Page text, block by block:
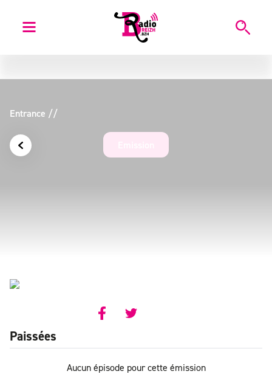
Entrance //
Paissées
Aucun épisode pour cette émission